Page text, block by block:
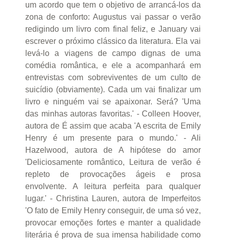
um acordo que tem o objetivo de arrancá-los da
zona de conforto: Augustus vai passar o verão
redigindo um livro com final feliz, e January vai
escrever o próximo clássico da literatura. Ela vai
levá-lo a viagens de campo dignas de uma
comédia romântica, e ele a acompanhará em
entrevistas com sobreviventes de um culto de
suicídio (obviamente). Cada um vai finalizar um
livro e ninguém vai se apaixonar. Será? 'Uma
das minhas autoras favoritas.' - Colleen Hoover,
autora de É assim que acaba 'A escrita de Emily
Henry é um presente para o mundo.' - Ali
Hazelwood, autora de A hipótese do amor
'Deliciosamente romântico, Leitura de verão é
repleto de provocações ágeis e prosa
envolvente. A leitura perfeita para qualquer
lugar.' - Christina Lauren, autora de Imperfeitos
'O fato de Emily Henry conseguir, de uma só vez,
provocar emoções fortes e manter a qualidade
literária é prova de sua imensa habilidade como